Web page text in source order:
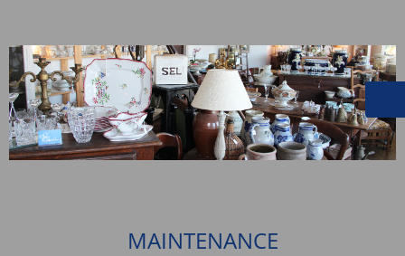
MAINTENANCE